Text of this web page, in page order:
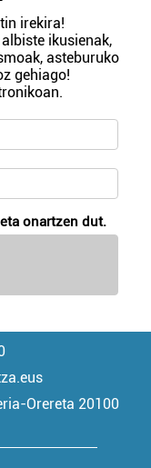
irekira!
ikusienak,
asteburuko
gehiago!
onartzen dut.
Orereta 20100